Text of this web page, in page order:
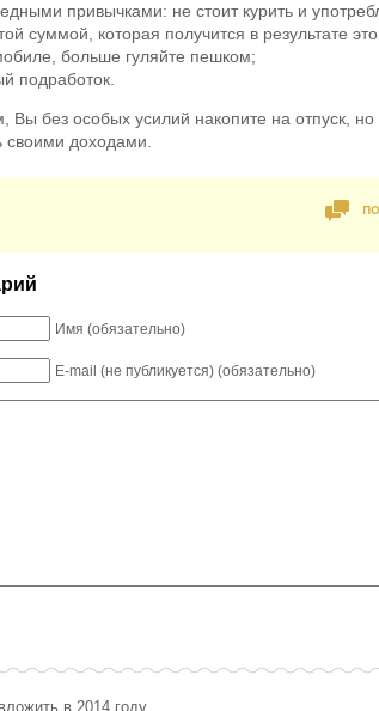
привычками: не стоит курить и
суммой, которая получится в результате
больше гуляйте пешком;
подработок.
без особых усилий накопите на отпуск,
своими доходами.
Имя (обязательно)
E-mail (не публикуется) (обязательно)
в 2014 году.